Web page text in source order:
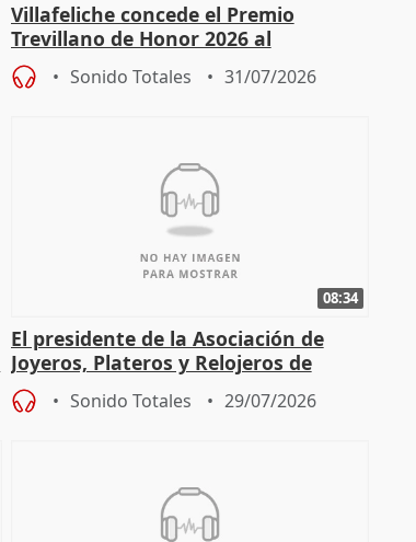
Villafeliche concede el Premio
Trevillano de Honor 2026 al
periodista Xabier Fortes
Sonido Totales 31/07/2026
08:34
El presidente de la Asociación de
Joyeros, Plateros y Relojeros de
Córdoba celebra la IGP
Sonido Totales 29/07/2026